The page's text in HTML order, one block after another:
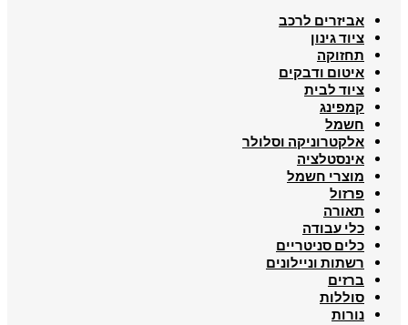
אביזרים לרכב
ציוד גינון
תחזוקה
איטום ודבקים
ציוד לבית
קמפינג
חשמל
אלקטרוניקה וסלולר
אינסטלציה
מוצרי חשמל
פרזול
תאורה
כלי עבודה
כלים סניטריים
רשתות וניילונים
ברזים
סוללות
נורות